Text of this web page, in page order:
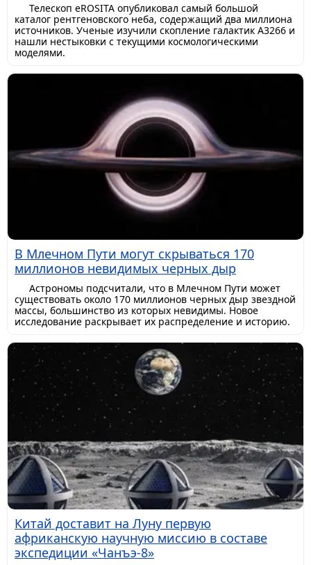
Телескоп eROSITA опубликовал самый большой
каталог рентгеновского неба, содержащий два миллиона
источников. Ученые изучили скопление галактик A3266 и
нашли нестыковки с текущими космологическими
моделями.
В Млечном Пути могут скрываться 170
миллионов невидимых черных дыр
Астрономы подсчитали, что в Млечном Пути может
существовать около 170 миллионов черных дыр звездной
массы, большинство из которых невидимы. Новое
исследование раскрывает их распределение и историю.
Китай доставит на Луну первую
африканскую научную миссию в составе
экспедиции «Чанъэ-8»